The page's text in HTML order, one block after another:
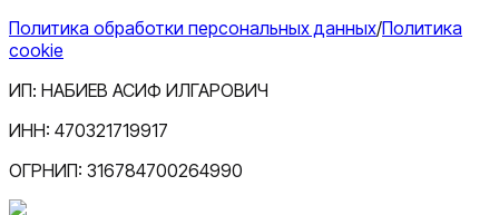
Политика обработки персональных данных/Политика
cookie
ИП: НАБИЕВ АСИФ ИЛГАРОВИЧ
ИНН: 470321719917
ОГРНИП: 316784700264990